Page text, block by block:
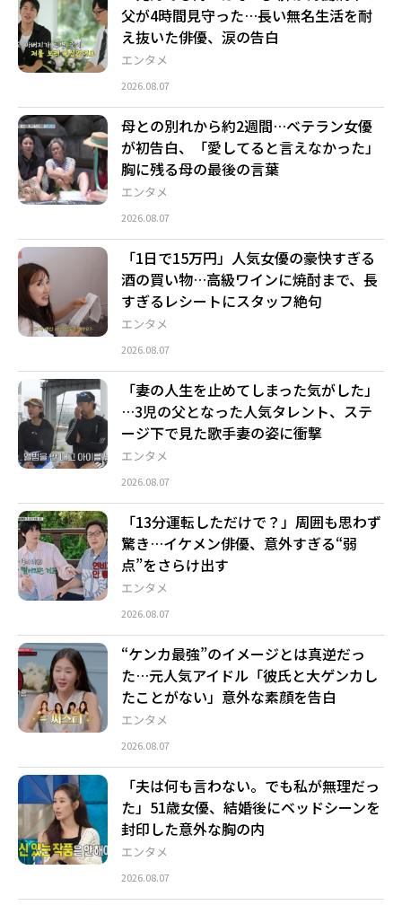
エンタメ
父が4時間見守った…長い無名生活を耐
え抜いた俳優、涙の告白
2026.08.07
エンタメ
母との別れから約2週間…ベテラン女優
が初告白、「愛してると言えなかった」
胸に残る母の最後の言葉
2026.08.07
エンタメ
「1日で15万円」人気女優の豪快すぎる
酒の買い物…高級ワインに焼酎まで、長
すぎるレシートにスタッフ絶句
2026.08.07
エンタメ
「妻の人生を止めてしまった気がした」
…3児の父となった人気タレント、ステ
ージ下で見た歌手妻の姿に衝撃
2026.08.07
エンタメ
「13分運転しただけで？」周囲も思わず
驚き…イケメン俳優、意外すぎる“弱
点”をさらけ出す
2026.08.07
エンタメ
“ケンカ最強”のイメージとは真逆だっ
た…元人気アイドル「彼氏と大ゲンカし
たことがない」意外な素顔を告白
2026.08.07
エンタメ
「夫は何も言わない。でも私が無理だっ
た」51歳女優、結婚後にベッドシーンを
封印した意外な胸の内
2026.08.07